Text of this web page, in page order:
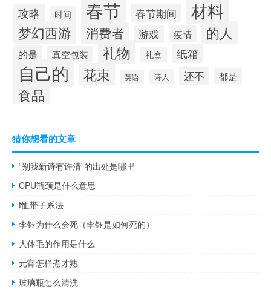
攻略 时间 春节 春节期间 材料
梦幻西游 消费者 游戏 疫情 的人
的是 真空包装 礼物 礼盒 纸箱
自己的 花束 英语 诗人 还不 都是
食品
猜你想看的文章
“别我新诗有许清”的出处是哪里
CPU瓶颈是什么意思
t恤带子系法
李钰为什么会死（李钰是如何死的）
人体毛的作用是什么
元宵怎样煮才熟
玻璃瓶怎么清洗